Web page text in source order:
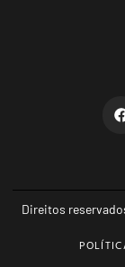
Direitos